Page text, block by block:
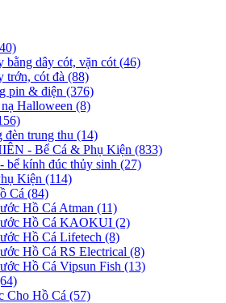
bằng dây cót, vặn cót (46)
trớn, cót đà (88)
pin & điện (376)
Halloween (8)
trung thu (14)
- Bể Cá & Phụ Kiện (833)
bể kính đúc thủy sinh (27)
Kiện (114)
Cá (84)
Hồ Cá Atman (11)
Hồ Cá KAOKUI (2)
Hồ Cá Lifetech (8)
Hồ Cá RS Electrical (8)
Hồ Cá Vipsun Fish (13)
Cho Hồ Cá (57)